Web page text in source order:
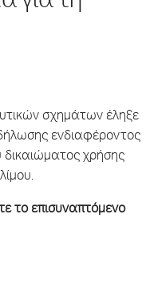
σχημάτων έληξε
ενδιαφέροντος
χρήσης
το επισυναπτόμενο